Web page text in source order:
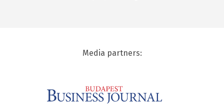
Media partners: